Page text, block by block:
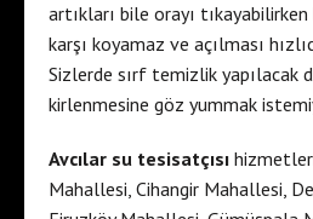
artıkları bile orayı tıkayabilirken
karşı koyamaz ve açılması
Sizlerde sırf temizlik yapılacak
kirlenmesine göz yummak
Avcılar su tesisatçısı
Mahallesi, Cihangir Mahallesi,